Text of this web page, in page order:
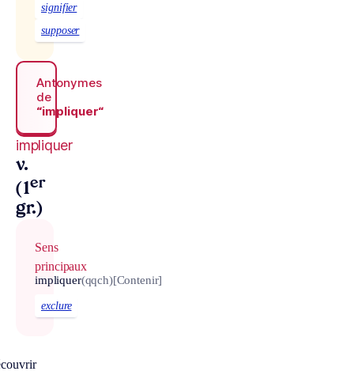
signifier
supposer
Antonymes
de
“impliquer“
impliquer
v.
(1er
gr.)
Sens
principaux
impliquer(qqch)[Contenir]
exclure